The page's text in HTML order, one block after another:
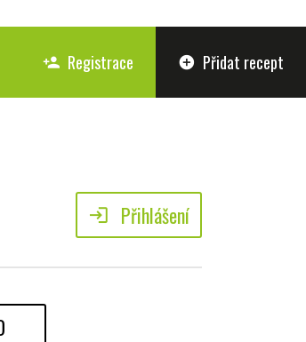
person_add Registrace add_circle Přidat recept
login Přihlášení